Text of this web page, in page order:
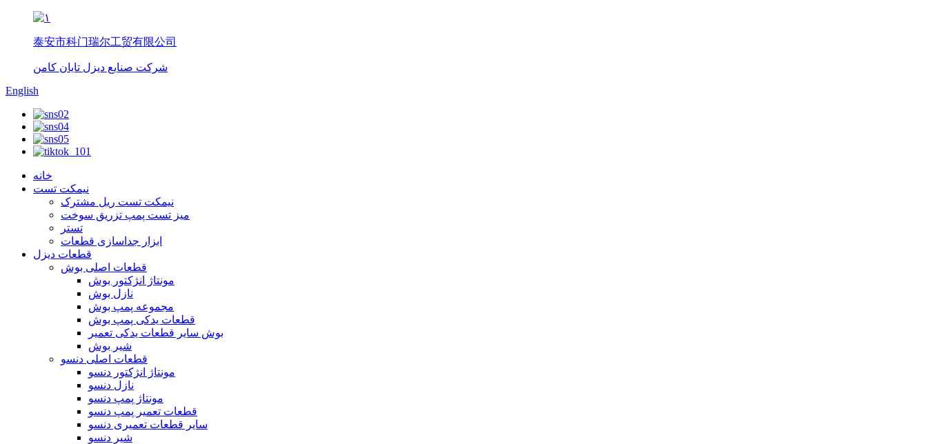
泰安市科门瑞尔工贸有限公司
شرکت صنایع دیزل تایان کامن
English
خانه
نیمکت تست
نیمکت تست ریل مشترک
میز تست پمپ تزریق سوخت
تستر
ابزار جداسازی قطعات
قطعات دیزل
قطعات اصلی بوش
مونتاژ انژکتور بوش
نازل بوش
مجموعه پمپ بوش
قطعات یدکی پمپ بوش
بوش سایر قطعات یدکی تعمیر
شیر بوش
قطعات اصلی دنسو
مونتاژ انژکتور دنسو
نازل دنسو
مونتاژ پمپ دنسو
قطعات تعمیر پمپ دنسو
سایر قطعات تعمیری دنسو
شیر دنسو